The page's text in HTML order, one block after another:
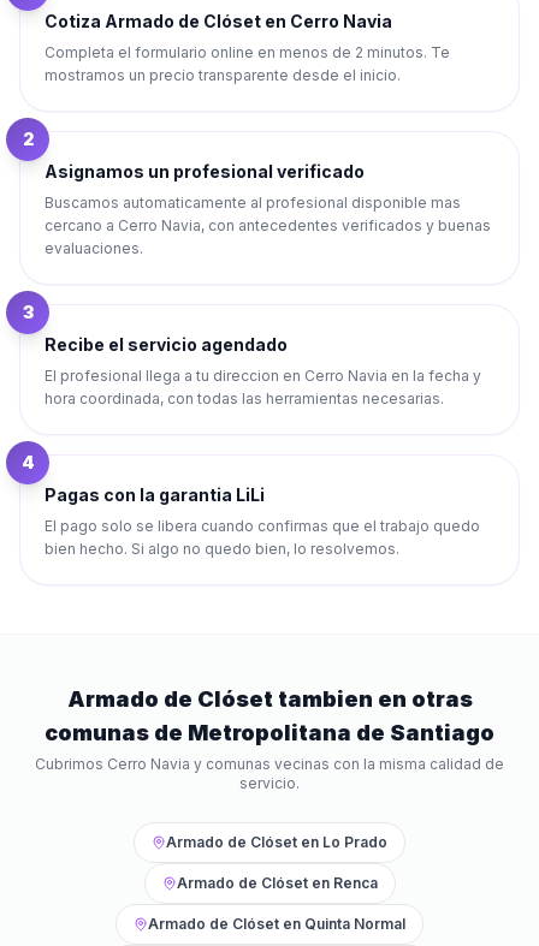
Cotiza Armado de Clóset en Cerro Navia
Completa el formulario online en menos de 2 minutos. Te
mostramos un precio transparente desde el inicio.
2
Asignamos un profesional verificado
Buscamos automaticamente al profesional disponible mas
cercano a Cerro Navia, con antecedentes verificados y buenas
evaluaciones.
3
Recibe el servicio agendado
El profesional llega a tu direccion en Cerro Navia en la fecha y
hora coordinada, con todas las herramientas necesarias.
4
Pagas con la garantia LiLi
El pago solo se libera cuando confirmas que el trabajo quedo
bien hecho. Si algo no quedo bien, lo resolvemos.
Armado de Clóset tambien en otras
comunas de Metropolitana de Santiago
Cubrimos Cerro Navia y comunas vecinas con la misma calidad de
servicio.
Armado de Clóset en Lo Prado
Armado de Clóseten Renca
Armado de Clóset en Quinta Normal